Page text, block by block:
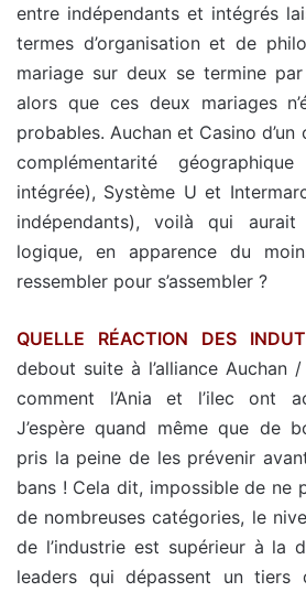
entre indépendants et intégrés
termes d’organisation et de
mariage sur deux se termine
alors que ces deux mariages
probables. Auchan et Casino
complémentarité
intégrée), Système U et
indépendants), voilà qui
logique, en apparence du
ressembler pour s’assembler ?
QUELLE RÉACTION DES
debout suite à l’alliance Auchan
comment l’Ania et l’ilec ont
J’espère quand même que de
pris la peine de les prévenir
bans ! Cela dit, impossible de ne
de nombreuses catégories, le
de l’industrie est supérieur à la
leaders qui dépassent un tiers